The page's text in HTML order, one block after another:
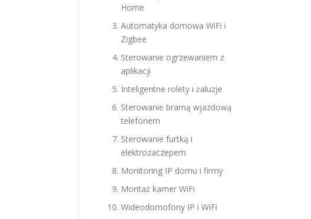
Home
Automatyka domowa WiFi i
Zigbee
Sterowanie ogrzewaniem z
aplikacji
Inteligentne rolety i żaluzje
Sterowanie bramą wjazdową
telefonem
Sterowanie furtką i
elektrozaczepem
Monitoring IP domu i firmy
Montaż kamer WiFi
Wideodomofony IP i WiFi